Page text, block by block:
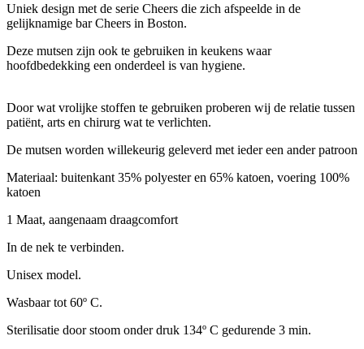
Uniek design met de serie Cheers die zich afspeelde in de
gelijknamige bar Cheers in Boston.
Deze mutsen zijn ook te gebruiken in keukens waar
hoofdbedekking een onderdeel is van hygiene.
Door wat vrolijke stoffen te gebruiken proberen wij de relatie tussen
patiënt, arts en chirurg wat te verlichten.
De mutsen worden willekeurig geleverd met ieder een ander patroon
Materiaal: buitenkant 35% polyester en 65% katoen, voering 100%
katoen
1 Maat, aangenaam draagcomfort
In de nek te verbinden.
Unisex model.
Wasbaar tot 60º C.
Sterilisatie door stoom onder druk 134º C gedurende 3 min.